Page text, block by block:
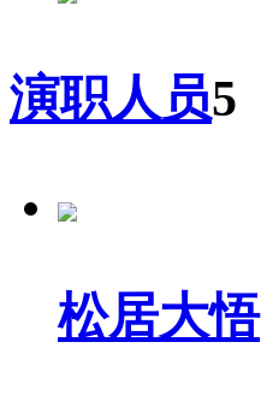
演职人员5
松居大悟